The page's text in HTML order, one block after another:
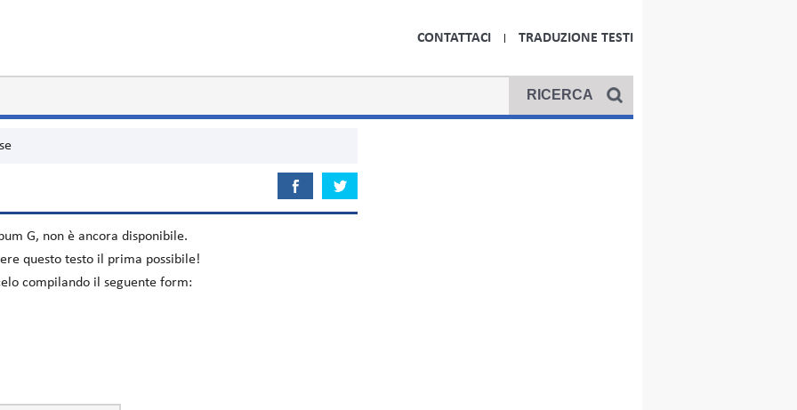
CONTATTACI TRADUZIONE TESTI
G, non è ancora disponibile.
questo testo il prima possibile!
compilando il seguente form: